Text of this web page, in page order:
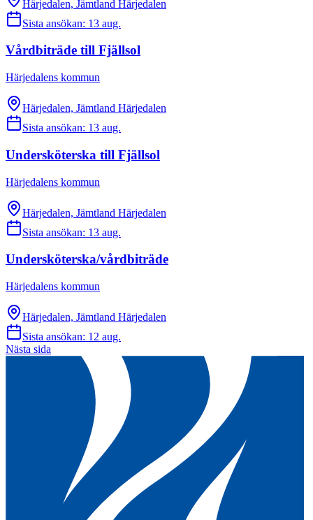
Härjedalen, Jämtland Härjedalen
Sista ansökan: 13 aug.
Vårdbiträde till Fjällsol
Härjedalens kommun
Härjedalen, Jämtland Härjedalen
Sista ansökan: 13 aug.
Undersköterska till Fjällsol
Härjedalens kommun
Härjedalen, Jämtland Härjedalen
Sista ansökan: 13 aug.
Undersköterska/vårdbiträde
Härjedalens kommun
Härjedalen, Jämtland Härjedalen
Sista ansökan: 12 aug.
Nästa sida